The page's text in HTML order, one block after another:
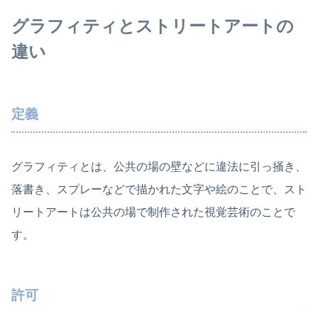
グラフィティとストリートアートの
違い
定義
グラフィティとは、公共の場の壁などに違法に引っ掻き、
落書き、スプレーなどで描かれた文字や絵のことで、スト
リートアートは公共の場で制作された視覚芸術のことで
す。
許可